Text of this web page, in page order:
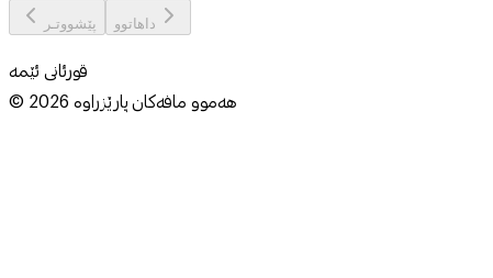
پێشووتـر داهاتوو
قورئانی ئێمە
© 2026هەموو مافەکان پارێزراوە